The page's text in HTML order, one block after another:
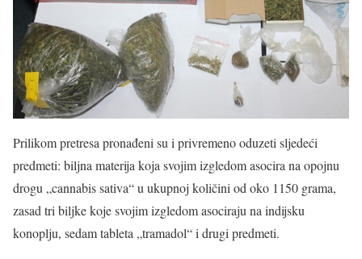
Prilikom pretresa pronađeni su i privremeno oduzeti sljedeći
predmeti: biljna materija koja svojim izgledom asocira na opojnu
drogu „cannabis sativa“ u ukupnoj količini od oko 1150 grama,
zasad tri biljke koje svojim izgledom asociraju na indijsku
konoplju, sedam tableta „tramadol“ i drugi predmeti.